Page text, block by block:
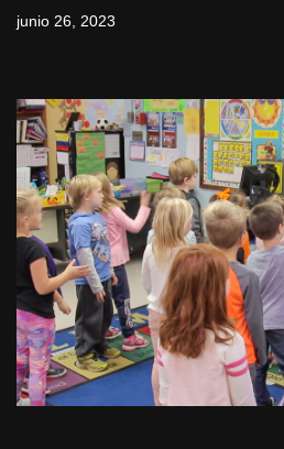
junio 26, 2023